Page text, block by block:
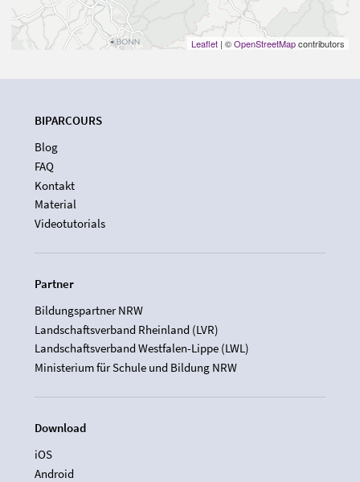
Leaflet | ©OpenStreetMapcontributors
BIPARCOURS
Blog
FAQ
Kontakt
Material
Videotutorials
Partner
Bildungspartner NRW
Landschaftsverband Rheinland (LVR)
Landschaftsverband Westfalen-Lippe (LWL)
Ministerium für Schule und Bildung NRW
Download
iOS
Android